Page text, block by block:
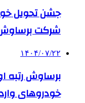
جشن تحویل
شرکت برساوش
۱۴۰۴/۰۷/۲۲
برساوش رتبه
خودروهای